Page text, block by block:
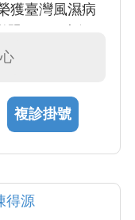
獲臺灣風濕病
。目前擔任中
RA)與結締組
隊主開發新穎
全球之冠。
複診掛號